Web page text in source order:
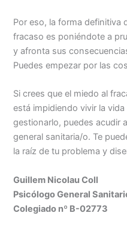
Por eso, la forma definitiva
fracaso es poniéndote a
y afronta sus
Puedes empezar por las
Si crees que el miedo al
está impidiendo vivir la
gestionarlo, puedes acudir
general sanitaria/o. Te
la raíz de tu problema y
Guillem Nicolau Coll
Psicólogo General
Colegiado nº B-02773